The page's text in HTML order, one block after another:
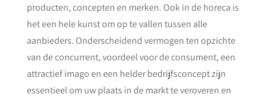
producten, concepten en merken. Ook in de horeca is
het een hele kunst om op te vallen tussen alle
aanbieders. Onderscheidend vermogen ten opzichte
van de concurrent, voordeel voor de consument, een
attractief imago en een helder bedrijfsconcept zijn
essentieel om uw plaats in de markt te veroveren en